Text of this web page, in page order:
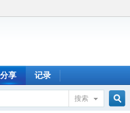
分享 记录
搜索